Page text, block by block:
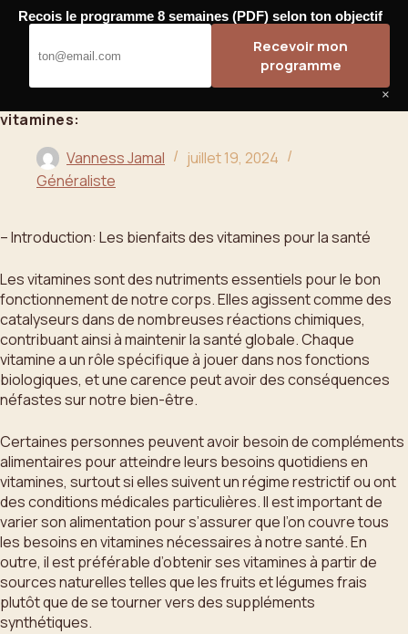
Passer
contenu
Bahoo
vitamines:
Vanness Jamal
juillet 19, 2024
Généraliste
– Introduction: Les bienfaits des vitamines pour la santé
Les vitamines sont des nutriments essentiels pour le bon
fonctionnement de notre corps. Elles agissent comme des
catalyseurs dans de nombreuses réactions chimiques,
contribuant ainsi à maintenir la santé globale. Chaque
vitamine a un rôle spécifique à jouer dans nos fonctions
biologiques, et une carence peut avoir des conséquences
néfastes sur notre bien-être.
Certaines personnes peuvent avoir besoin de compléments
alimentaires pour atteindre leurs besoins quotidiens en
vitamines, surtout si elles suivent un régime restrictif ou ont
des conditions médicales particulières. Il est important de
varier son alimentation pour s’assurer que l’on couvre tous
les besoins en vitamines nécessaires à notre santé. En
outre, il est préférable d’obtenir ses vitamines à partir de
sources naturelles telles que les fruits et légumes frais
plutôt que de se tourner vers des suppléments
synthétiques.
Recois le programme 8 semaines (PDF) selon ton objectif
Recevoir mon
programme
×